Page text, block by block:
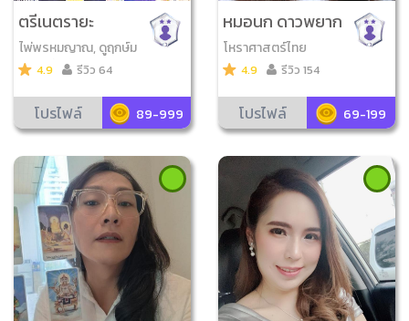
ตรีเนตรายะ
ไพ่พรหมญาณ, ดูฤกษ์ม
งคล, ตั้งชื่อมงคล
4.9 รีวิว 64
โปรไฟล์ 89-999
หมอนก ดาวพยาก
รณ์
โหราศาสตร์ไทย
4.9 รีวิว 154
โปรไฟล์ 69-199